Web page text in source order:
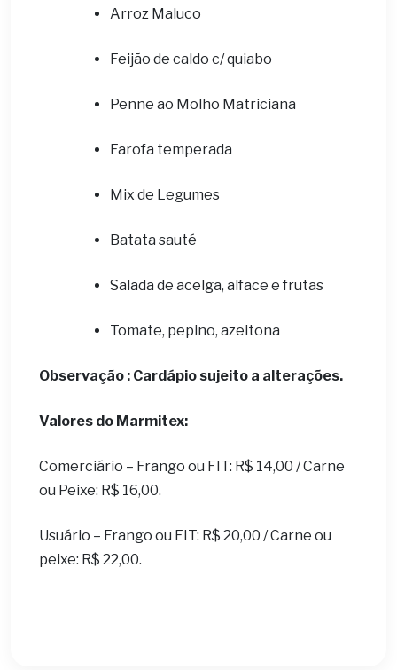
Arroz Maluco
Feijão de caldo c/ quiabo
Penne ao Molho Matriciana
Farofa temperada
Mix de Legumes
Batata sauté
Salada de acelga, alface e frutas
Tomate, pepino, azeitona
Observação : Cardápio sujeito a alterações.
Valores do Marmitex:
Comerciário – Frango ou FIT: R$ 14,00 / Carne
ou Peixe: R$ 16,00.
Usuário – Frango ou FIT: R$ 20,00 / Carne ou
peixe: R$ 22,00.